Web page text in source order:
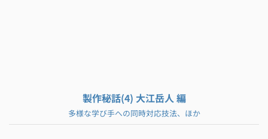
製作秘話(4) 大江岳人 編
多様な学び手への同時対応技法、ほか